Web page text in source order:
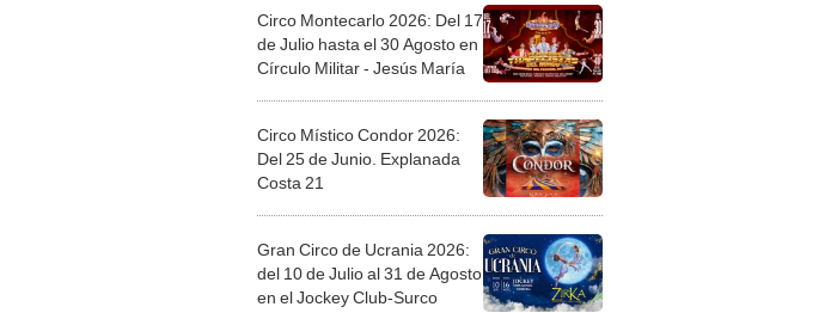
Circo Montecarlo 2026: Del 17
de Julio hasta el 30 Agosto en
Círculo Militar - Jesús María
Circo Místico Condor 2026:
Del 25 de Junio. Explanada
Costa 21
Gran Circo de Ucrania 2026:
del 10 de Julio al 31 de Agosto
en el Jockey Club-Surco